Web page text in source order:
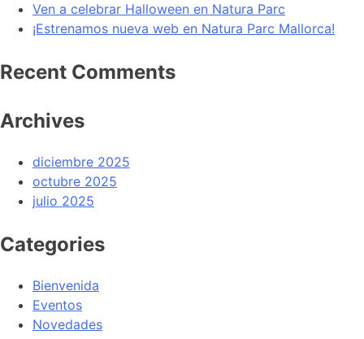
Ven a celebrar Halloween en Natura Parc
¡Estrenamos nueva web en Natura Parc Mallorca!
Recent Comments
Archives
diciembre 2025
octubre 2025
julio 2025
Categories
Bienvenida
Eventos
Novedades